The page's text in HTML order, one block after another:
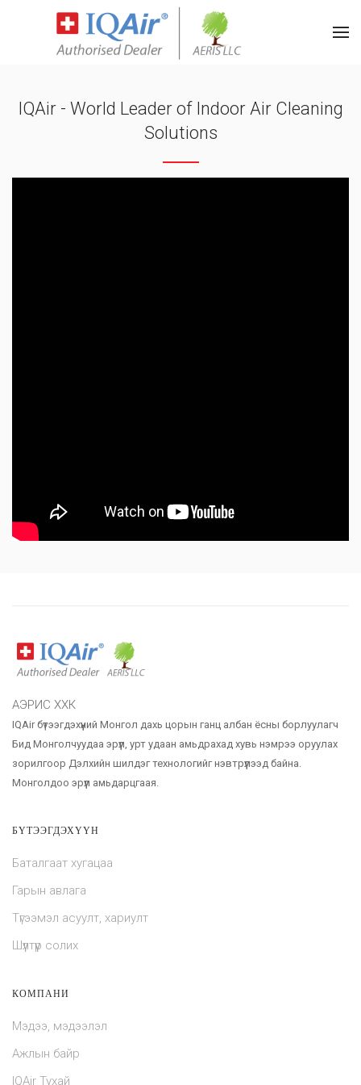
IQAir - World Leader of Indoor Air Cleaning
Solutions
АЭРИС ХХК
IQAir бүтээгдэхүүний Монгол дахь цорын ганц албан ёсны борлуулагч
Бид Монголчуудаа эрүүл, урт удаан амьдрахад хувь нэмрээ оруулах
зорилгоор Дэлхийн шилдэг технологийг нэвтрүүлээд байна.
Монголдоо эрүүл амьдарцгаая.
БҮТЭЭГДЭХҮҮН
Баталгаат хугацаа
Гарын авлага
Түгээмэл асуулт, хариулт
Шүүлтүүр солих
КОМПАНИ
Мэдээ, мэдээлэл
Ажлын байр
IQAir Тухай